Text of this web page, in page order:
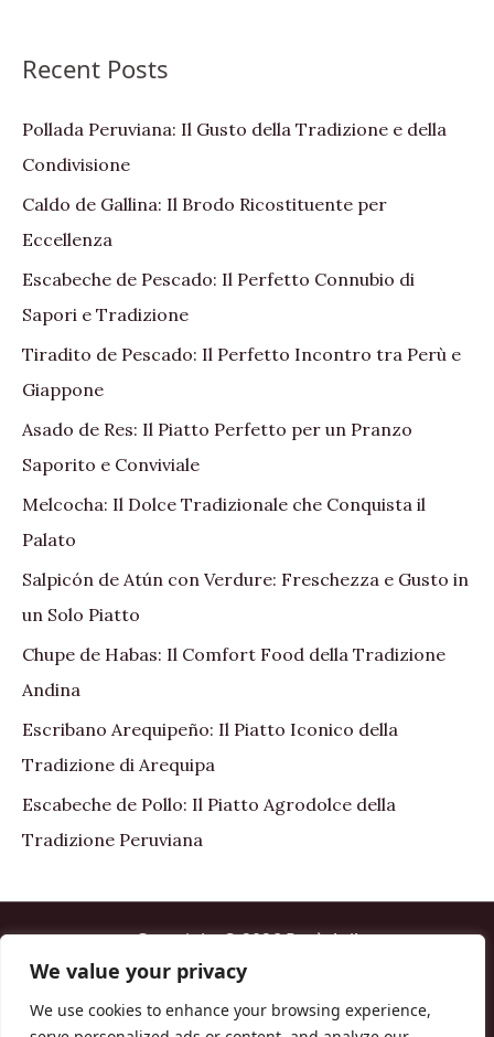
We value your privacy
We use cookies to enhance your browsing experience,
Recent Posts
Pollada Peruviana: Il Gusto della Tradizione e della
Condivisione
Caldo de Gallina: Il Brodo Ricostituente per
Eccellenza
Escabeche de Pescado: Il Perfetto Connubio di
Sapori e Tradizione
Tiradito de Pescado: Il Perfetto Incontro tra Perù e
Giappone
Asado de Res: Il Piatto Perfetto per un Pranzo
Saporito e Conviviale
Melcocha: Il Dolce Tradizionale che Conquista il
Palato
Salpicón de Atún con Verdure: Freschezza e Gusto in
un Solo Piatto
Chupe de Habas: Il Comfort Food della Tradizione
Andina
Escribano Arequipeño: Il Piatto Iconico della
Tradizione di Arequipa
Escabeche de Pollo: Il Piatto Agrodolce della
Tradizione Peruviana
Copyright © 2026 Perù Asi!
Home
About me